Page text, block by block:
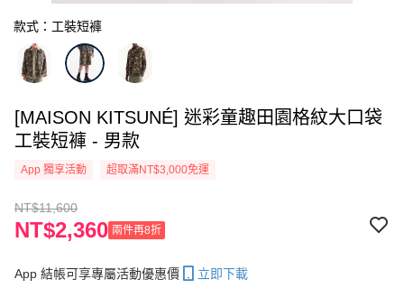
款式：工裝短褲
[MAISON KITSUNÉ] 迷彩童趣田園格紋大口袋
工裝短褲 - 男款
App 獨享活動 超取滿NT$3,000免運
NT$11,600
NT$2,360 兩件再8折
App 結帳可享專屬活動優惠價 立即下載